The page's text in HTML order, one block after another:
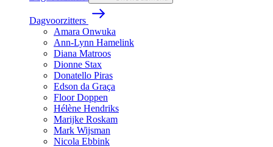
Dagvoorzitters
Amara Onwuka
Ann-Lynn Hamelink
Diana Matroos
Dionne Stax
Donatello Piras
Edson da Graça
Floor Doppen
Hélène Hendriks
Marijke Roskam
Mark Wijsman
Nicola Ebbink